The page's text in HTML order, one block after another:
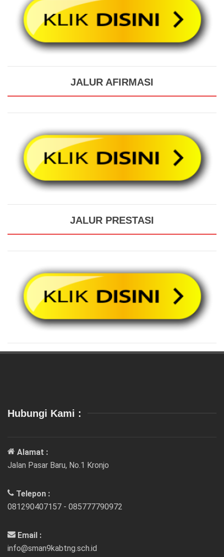
JALUR AFIRMASI
JALUR PRESTASI
Hubungi Kami :
Alamat :
Jalan Pasar Baru, No.1 Kronjo
Telepon :
081290407157 - 085777790972
Email :
info@sman9kabtng.sch.id